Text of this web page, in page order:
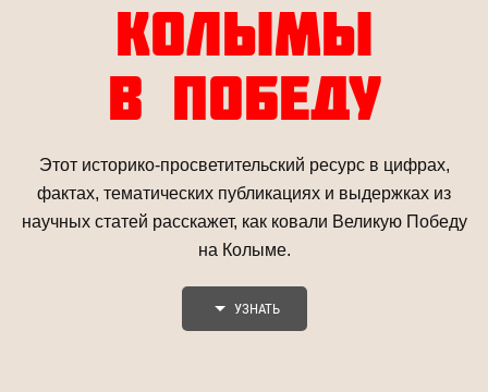
КОЛЫМЫ
В ПОБЕДУ
Этот историко-просветительский ресурс в цифрах,
фактах, тематических публикациях и выдержках из
научных статей расскажет, как ковали Великую Победу
на Колыме.
УЗНАТЬ